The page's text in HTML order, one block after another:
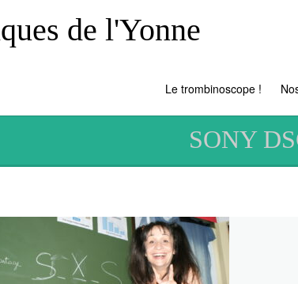
de l'Yonne
Le trombinoscope !
SONY